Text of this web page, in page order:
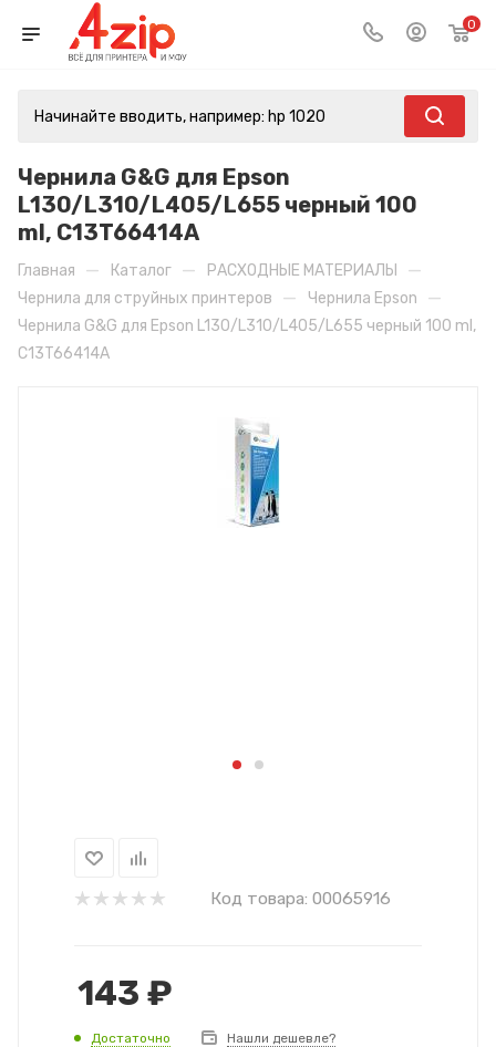
0
Чернила G&G для Epson
L130/L310/L405/L655 черный 100
ml, C13T66414A
Главная — Каталог — РАСХОДНЫЕ МАТЕРИАЛЫ —
Чернила для струйных принтеров — Чернила Epson —
Чернила G&G для Epson L130/L310/L405/L655 черный 100 ml,
C13T66414A
Код товара: 00065916
143 ₽
Достаточно Нашли дешевле?